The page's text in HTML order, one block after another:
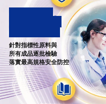
#
針對指標性原料與
所有成品逐批檢驗
落實最高規格安全防控